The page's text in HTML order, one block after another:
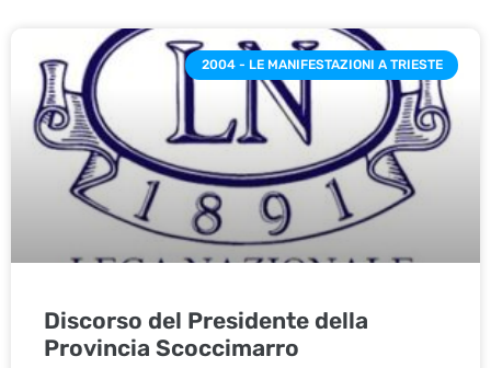
2004 - LE MANIFESTAZIONI A TRIESTE
Discorso del Presidente della
Provincia Scoccimarro